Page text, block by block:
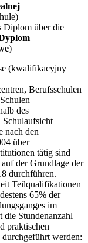
Diplom über die
)
(kwalifikacyjny
Berufsschulen
des
Schulaufsicht
nach den
über
tätig sind
der Grundlage der
durchführen.
Teilqualifikationen
65% der
im
die Stundenanzahl
praktischen
werden: